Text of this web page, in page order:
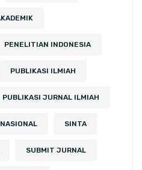
PENELITIAN INDONESIA
PUBLIKASI ILMIAH
PUBLIKASI JURNAL ILMIAH
SINTA
SUBMIT JURNAL